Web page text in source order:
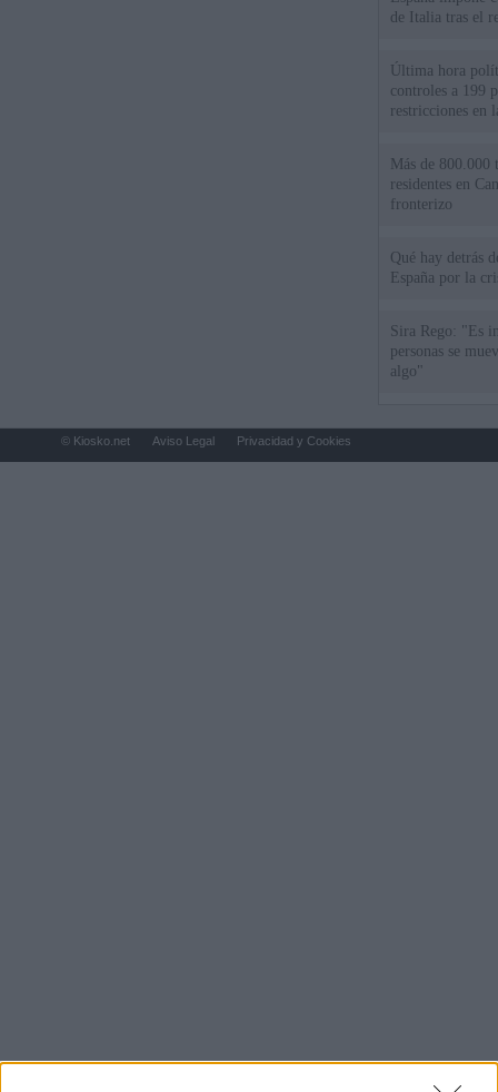
de Italia tras el
Última hora
controles a 199
restricciones en
Más de 800.000
residentes en
fronterizo
Qué hay detrás
España por la
Sira Rego: "Es
personas se
algo"
© Kiosko.net Aviso Legal Privacidad y Cookies